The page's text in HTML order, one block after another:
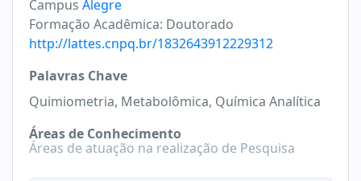
Campus Alegre
Formação Acadêmica: Doutorado
http://lattes.cnpq.br/1832643912229312
Palavras Chave
Quimiometria, Metabolômica, Química Analítica
Áreas de Conhecimento
Áreas de atuação na realização de Pesquisa